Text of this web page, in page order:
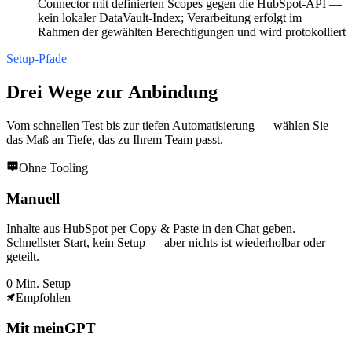
Connector mit definierten Scopes gegen die HubSpot-API —
kein lokaler DataVault-Index; Verarbeitung erfolgt im
Rahmen der gewählten Berechtigungen und wird protokolliert
Setup-Pfade
Drei Wege zur Anbindung
Vom schnellen Test bis zur tiefen Automatisierung — wählen Sie
das Maß an Tiefe, das zu Ihrem Team passt.
Ohne Tooling
Manuell
Inhalte aus HubSpot per Copy & Paste in den Chat geben.
Schnellster Start, kein Setup — aber nichts ist wiederholbar oder
geteilt.
0 Min. Setup
Empfohlen
Mit meinGPT